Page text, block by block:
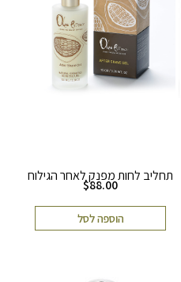
תחליב לחות מפנק לאחר הגילוח
$88.00
הוספה לסל